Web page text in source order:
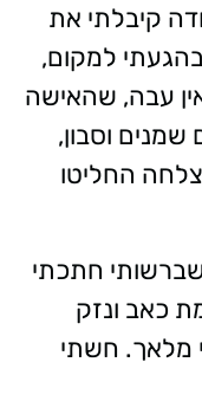
קיבלתי את
למקום,
עבה, שהאישה
שמנים וסבון,
החליטו
חתכתי
כאב ונזק
מלאך. חשתי